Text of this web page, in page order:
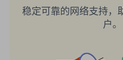
稳定可靠的网络支持，
户。